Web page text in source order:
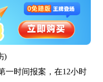
)
一时间报案，在12小时